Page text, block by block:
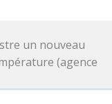
un nouveau
(agence